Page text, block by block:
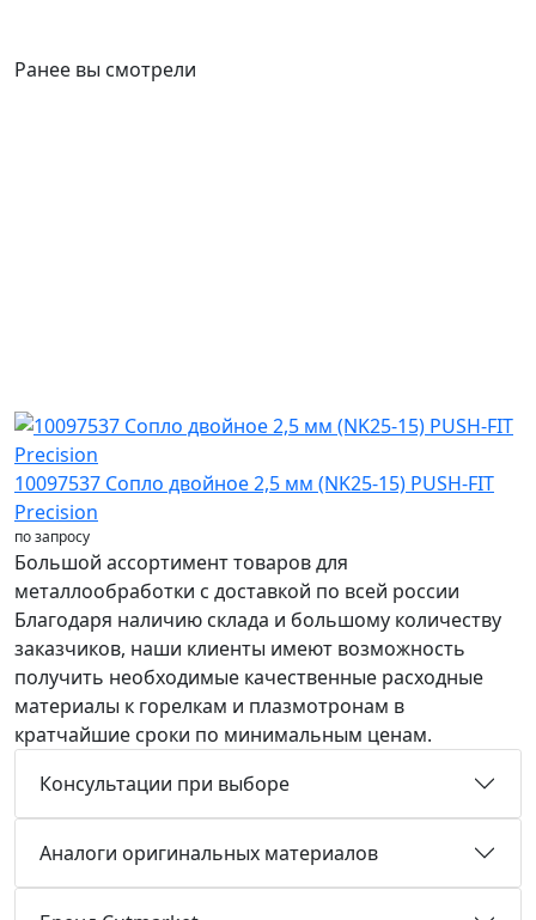
Ранее вы смотрели
10097537 Сопло двойное 2,5 мм (NK25-15) PUSH-FIT
Precision
по запросу
Большой ассортимент товаров для
металлообработки с доставкой по всей россии
Благодаря наличию склада и большому количеству
заказчиков, наши клиенты имеют возможность
получить необходимые качественные расходные
материалы к горелкам и плазмотронам в
кратчайшие сроки по минимальным ценам.
Консультации при выборе
Аналоги оригинальных материалов